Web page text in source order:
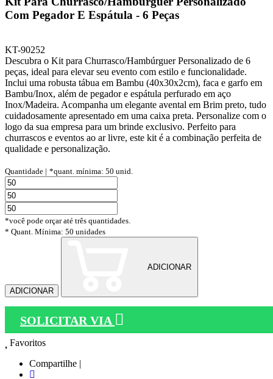
Com Pegador E Espátula - 6 Peças
KT-90252
Descubra o Kit para Churrasco/Hambúrguer Personalizado de 6
peças, ideal para elevar seu evento com estilo e funcionalidade.
Inclui uma robusta tábua em Bambu (40x30x2cm), faca e garfo em
Bambu/Inox, além de pegador e espátula perfurado em aço
Inox/Madeira. Acompanha um elegante avental em Brim preto, tudo
cuidadosamente apresentado em uma caixa preta. Personalize com o
logo da sua empresa para um brinde exclusivo. Perfeito para
churrascos e eventos ao ar livre, este kit é a combinação perfeita de
qualidade e personalização.
Quantidade | *quant. mínima: 50 unid.
*você pode orçar até três quantidades.
* Quant. Mínima: 50 unidades
ADICIONAR
ADICIONAR
SOLICITAR VIA
Favoritos
Compartilhe |